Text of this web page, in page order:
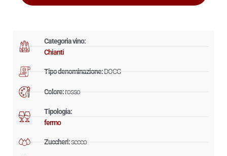
Categoria vino:
Chianti
Tipo denominazione:DOCG
Colore:rosso
Tipologia:
fermo
Zuccheri:secco